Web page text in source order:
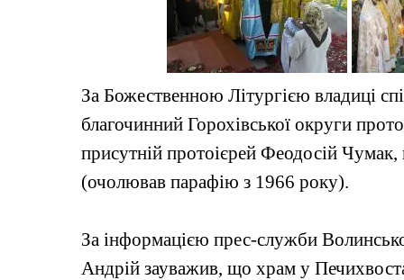
За Божественною Літургією владиці
благочинний Горохівської округи
присутній протоієрей Феодосій Чумак,
(очолював парафію з 1966 року).
За інформацією прес-служби
Андрій зауважив, що храм у